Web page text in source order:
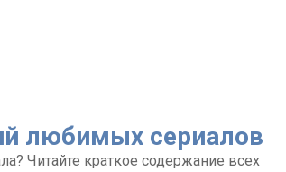
любимых сериалов
Читайте краткое содержание всех